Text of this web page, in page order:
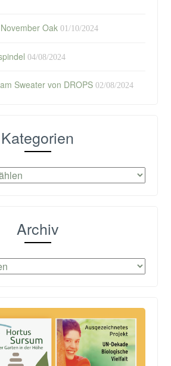
Oak 01/10/2024
04/08/2024
Sweater von DROPS 02/08/2024
Kategorien
Archiv